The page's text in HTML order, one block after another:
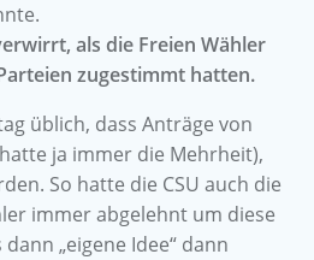
als die Freien Wähler
zugestimmt hatten.
üblich, dass Anträge von
ja immer die Mehrheit),
So hatte die CSU auch die
immer abgelehnt um diese
„eigene Idee“ dann